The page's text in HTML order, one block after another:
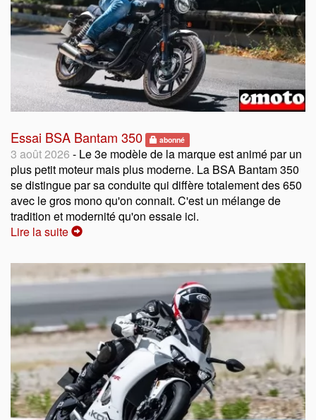
Essai BSA Bantam 350 abonné
3 août 2026 - Le 3e modèle de la marque est animé par un
plus petit moteur mais plus moderne. La BSA Bantam 350
se distingue par sa conduite qui diffère totalement des 650
avec le gros mono qu'on connait. C'est un mélange de
tradition et modernité qu'on essaie ici.
Lire la suite